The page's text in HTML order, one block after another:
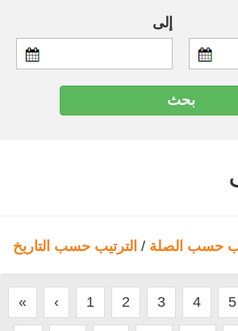
إلى
حسب الصلة / الترتيب حسب التاريخ
« ‹ 1 2 3 4 5